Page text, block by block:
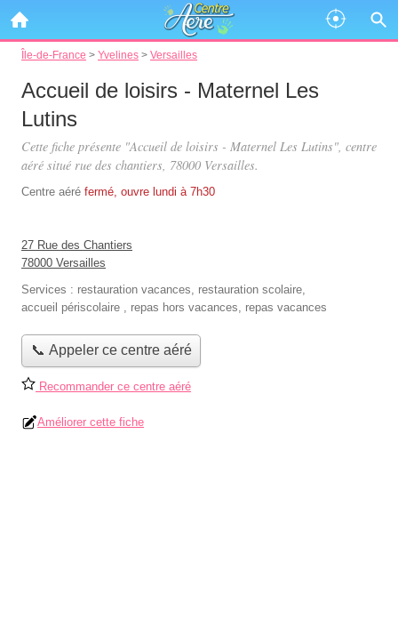
Île-de-France > Yvelines > Versailles
Accueil de loisirs - Maternel Les
Lutins
Cette fiche présente "Accueil de loisirs - Maternel Les Lutins", centre
aéré situé rue des chantiers, 78000 Versailles.
Centre aéré fermé, ouvre lundi à 7h30
27 Rue des Chantiers
78000 Versailles
Services : restauration vacances, restauration scolaire,
accueil périscolaire , repas hors vacances, repas vacances
📞 Appeler ce centre aéré
Recommander ce centre aéré
Améliorer cette fiche